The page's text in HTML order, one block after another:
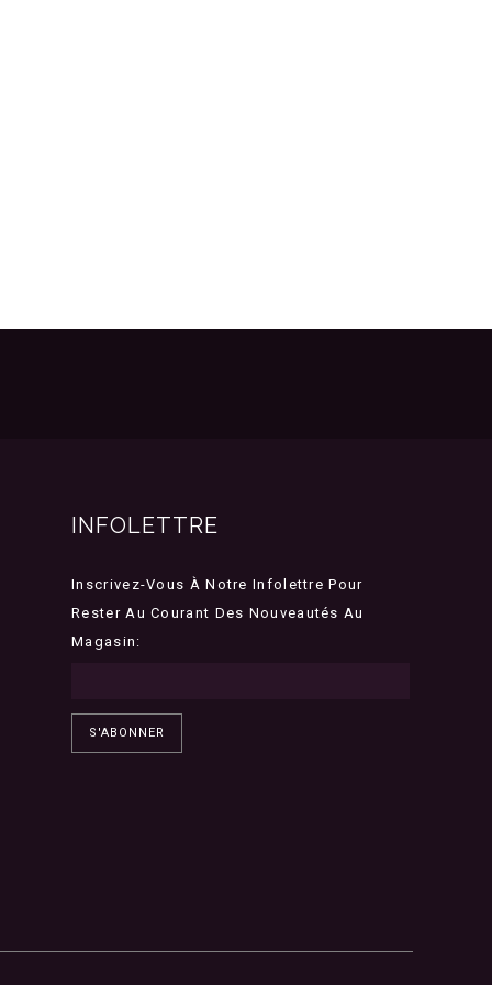
INFOLETTRE
Inscrivez-Vous À Notre Infolettre Pour
Rester Au Courant Des Nouveautés Au
Magasin:
S'ABONNER